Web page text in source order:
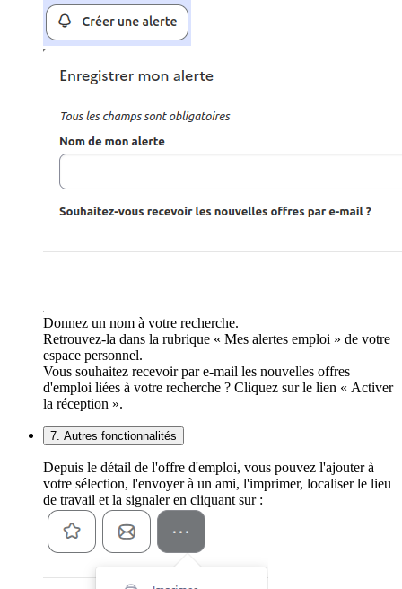
Donnez un nom à votre recherche.
Retrouvez-la dans la rubrique « Mes alertes emploi » de votre
espace personnel.
Vous souhaitez recevoir par e-mail les nouvelles offres
d'emploi liées à votre recherche ? Cliquez sur le lien « Activer
la réception ».
7. Autres fonctionnalités
Depuis le détail de l'offre d'emploi, vous pouvez l'ajouter à
votre sélection, l'envoyer à un ami, l'imprimer, localiser le lieu
de travail et la signaler en cliquant sur :